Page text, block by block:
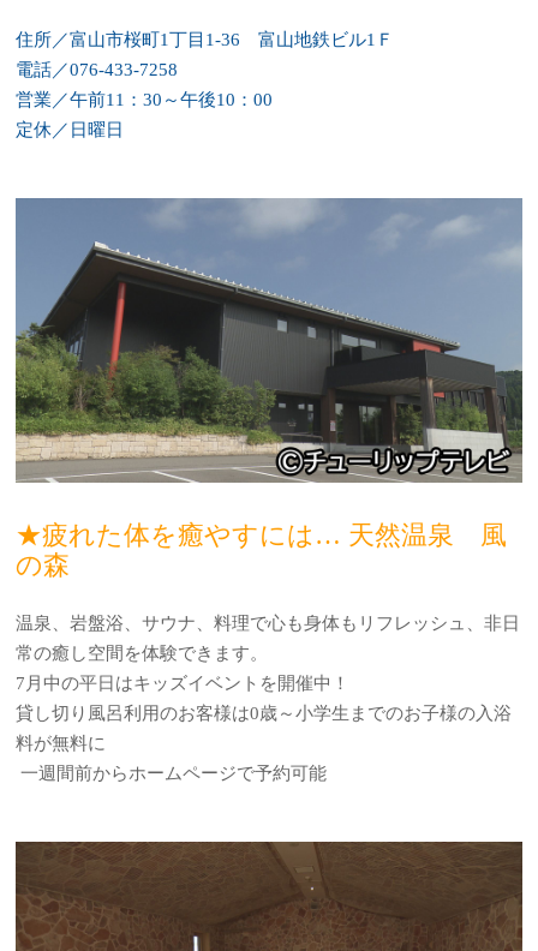
住所／富山市桜町1丁目1-36 富山地鉄ビル1Ｆ
電話／076-433-7258
営業／午前11：30～午後10：00
定休／日曜日
★疲れた体を癒やすには… 天然温泉 風
の森
温泉、岩盤浴、サウナ、料理で心も身体もリフレッシュ、非日
常の癒し空間を体験できます。
7月中の平日はキッズイベントを開催中！
貸し切り風呂利用のお客様は0歳～小学生までのお子様の入浴
料が無料に
一週間前からホームページで予約可能